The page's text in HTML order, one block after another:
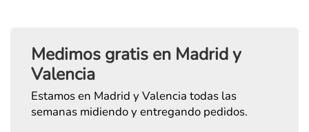
Medimos gratis en Madrid y
Valencia
Estamos en Madrid y Valencia todas las
semanas midiendo y entregando pedidos.